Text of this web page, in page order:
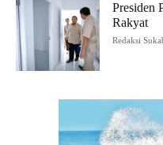
Presiden
Rakyat
Redaksi